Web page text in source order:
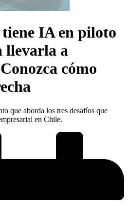
tiene IA en piloto
llevarla a
cómo
que aborda los tres desafíos que
en Chile.